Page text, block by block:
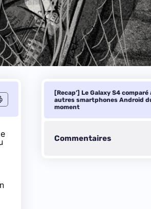
[Recap’] Le Galaxy S4 comparé
autres smartphones Android
moment
Commentaires